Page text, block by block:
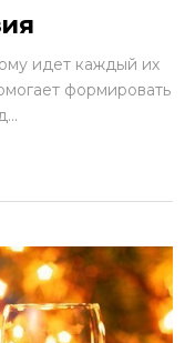
идет каждый их
формировать